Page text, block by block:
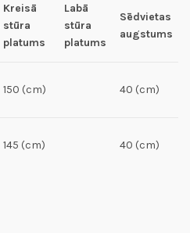
Kreisā
stūra
platums
Labā
stūra
platums
Sēdvietas
augstums
150 (cm) 40 (cm)
145 (cm) 40 (cm)